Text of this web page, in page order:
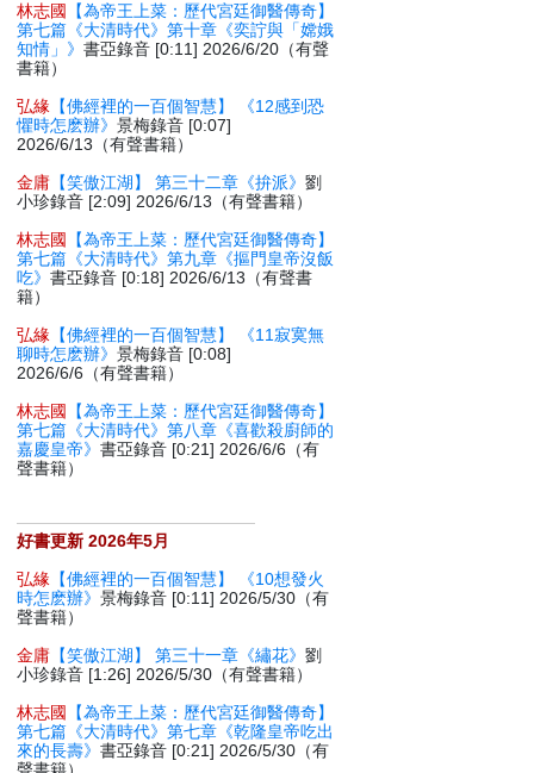
林志國
【為帝王上菜：歷代宮廷御醫傳奇】
第七篇《大清時代》第十章《奕詝與「嫦娥
知情」》書亞錄音 [0:11] 2026/6/20（有聲
書籍）
弘緣 【佛經裡的一百個智慧】 《12感到恐
懼時怎麽辦》景梅錄音 [0:07]
2026/6/13（有聲書籍）
金庸 【笑傲江湖】 第三十二章《拚派》劉
小珍錄音 [2:09] 2026/6/13（有聲書籍）
林志國
【為帝王上菜：歷代宮廷御醫傳奇】
第七篇《大清時代》第九章《摳門皇帝沒飯
吃》書亞錄音 [0:18] 2026/6/13（有聲書
籍）
弘緣 【佛經裡的一百個智慧】 《11寂寞無
聊時怎麽辦》景梅錄音 [0:08]
2026/6/6（有聲書籍）
林志國
【為帝王上菜：歷代宮廷御醫傳奇】
第七篇《大清時代》第八章《喜歡殺廚師的
嘉慶皇帝》書亞錄音 [0:21] 2026/6/6（有
聲書籍）
好書更新 2026年5月
弘緣 【佛經裡的一百個智慧】 《10想發火
時怎麽辦》景梅錄音 [0:11] 2026/5/30（有
聲書籍）
金庸 【笑傲江湖】 第三十一章《繡花》劉
小珍錄音 [1:26] 2026/5/30（有聲書籍）
林志國
【為帝王上菜：歷代宮廷御醫傳奇】
第七篇《大清時代》第七章《乾隆皇帝吃出
來的長壽》書亞錄音 [0:21] 2026/5/30（有